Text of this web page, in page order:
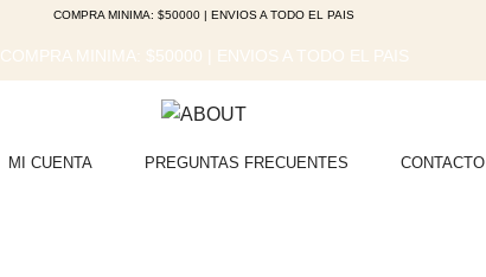
COMPRA MINIMA: $50000 | ENVIOS A TODO EL PAIS
COMPRA MINIMA: $50000 | ENVIOS A TODO EL PAIS
MI CUENTA PREGUNTAS FRECUENTES CONTACTO